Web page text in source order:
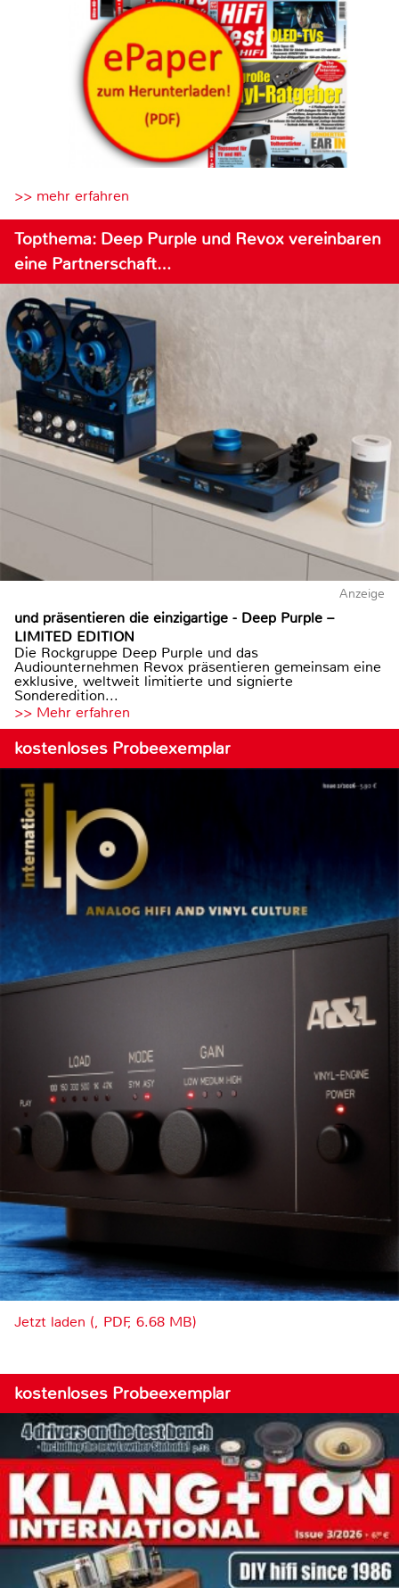
>> mehr erfahren
Topthema: Deep Purple und Revox vereinbaren
eine Partnerschaft…
Anzeige
und präsentieren die einzigartige - Deep Purple –
LIMITED EDITION
Die Rockgruppe Deep Purple und das
Audiounternehmen Revox präsentieren gemeinsam eine
exklusive, weltweit limitierte und signierte
Sonderedition...
>> Mehr erfahren
kostenloses Probeexemplar
Jetzt laden (, PDF, 6.68 MB)
kostenloses Probeexemplar